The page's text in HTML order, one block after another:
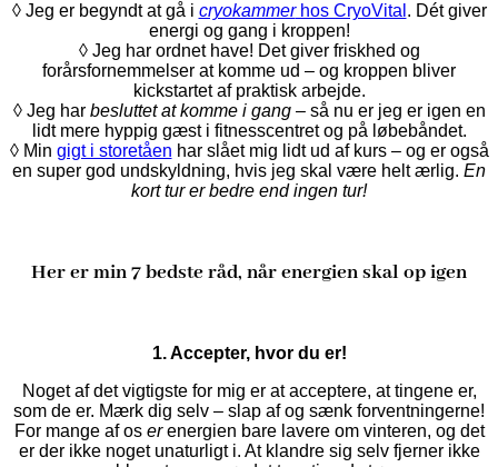
◊ Jeg er begyndt at gå i cryokammerhos CryoVital . Dét giver
energi og gang i kroppen!
◊ Jeg har ordnet have! Det giver friskhed og
forårsfornemmelser at komme ud – og kroppen bliver
kickstartet af praktisk arbejde.
◊ Jeg har besluttet at komme i gang– så nu er jeg er igen en
lidt mere hyppig gæst i fitnesscentret og på løbebåndet.
◊ Min gigt i storetåen har slået mig lidt ud af kurs – og er også
en super god undskyldning, hvis jeg skal være helt ærlig. En
kort tur er bedre end ingen tur!
Her er min 7 bedste råd, når energien skal op igen
1. Accepter, hvor du er!
Noget af det vigtigste for mig er at acceptere, at tingene er,
som de er. Mærk dig selv – slap af og sænk forventningerne!
For mange af os erenergien bare lavere om vinteren, og det
er der ikke noget unaturligt i. At klandre sig selv fjerner ikke